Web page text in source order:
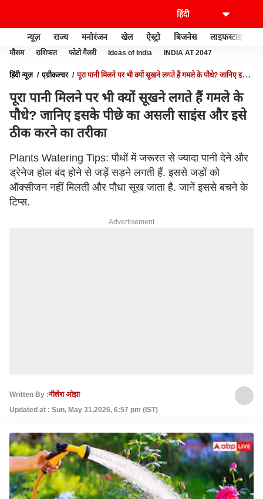
न्यूज़ राज्य मनोरंजन खेल ऐस्ट्रो बिजनेस लाइफस्टाइल
मौसम राशिफल फोटो गैलरी Ideas of India INDIA AT 2047
हिंदी न्यूज़ एग्रीकल्चर
पूरा पानी मिलने पर भी क्यों सूखने लगते हैं गमले के पौधे? जानिए इसके
पूरा पानी मिलने पर भी क्यों सूखने लगते हैं गमले के
पौधे? जानिए इसके पीछे का असली साइंस और इसे
ठीक करने का तरीका
Plants Watering Tips: पौधों में जरूरत से ज्यादा पानी देने और
ड्रेनेज होल बंद होने से जड़ें सड़ने लगती हैं. इससे जड़ों को
ऑक्सीजन नहीं मिलती और पौधा सूख जाता है. जानें इससे बचने के
टिप्स.
Advertisement
Written By :नीलेश ओझा
Updated at : Sun, May 31,2026, 6:57 pm (IST)